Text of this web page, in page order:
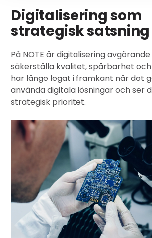
Digitalisering som
strategisk satsning
På NOTE är digitalisering
säkerställa kvalitet, spårbarhet
har länge legat i framkant när det
använda digitala lösningar och ser
strategisk prioritet.